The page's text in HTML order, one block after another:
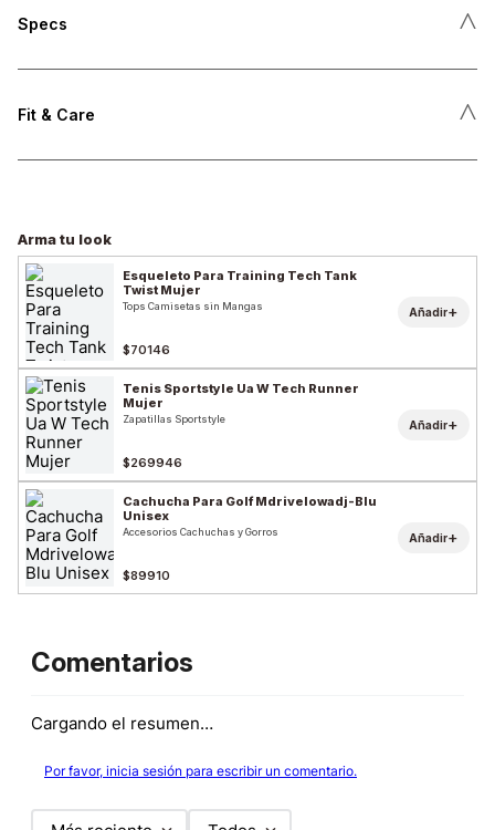
Specs ˄
Fit & Care ˄
Arma tu look
Esqueleto Para Training Tech Tank
Twist Mujer
Tops Camisetas sin Mangas
$70146
Añadir+
Tenis Sportstyle Ua W Tech Runner
Mujer
Zapatillas Sportstyle
$269946
Añadir+
Cachucha Para Golf Mdrivelowadj-Blu
Unisex
Accesorios Cachuchas y Gorros
$89910
Añadir+
Comentarios
Cargando el resumen…
Por favor, inicia sesión para escribir un comentario.